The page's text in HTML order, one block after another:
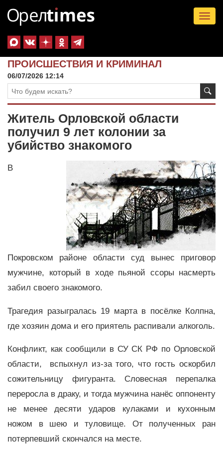
ПРОИСШЕСТВИЯ И КРИМИНАЛ
06/07/2026 12:14
Житель Орловской области
получил 9 лет колонии за
убийство знакомого
В
Покровском районе области суд вынес приговор
мужчине, который в ходе пьяной ссоры насмерть
забил своего знакомого.
Трагедия разыгралась 19 марта в посёлке Колпна,
где хозяин дома и его приятель распивали алкоголь.
Конфликт, как сообщили в СУ СК РФ по Орловской
области, вспыхнул из-за того, что гость оскорбил
сожительницу фигуранта. Словесная перепалка
переросла в драку, и тогда мужчина нанёс оппоненту
не менее десяти ударов кулаками и кухонным
ножом в шею и туловище. От полученных ран
потерпевший скончался на месте.